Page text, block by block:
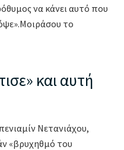
να κάνει αυτό που
το
και αυτή
Νετανιάχου,
«βρυχηθμό του